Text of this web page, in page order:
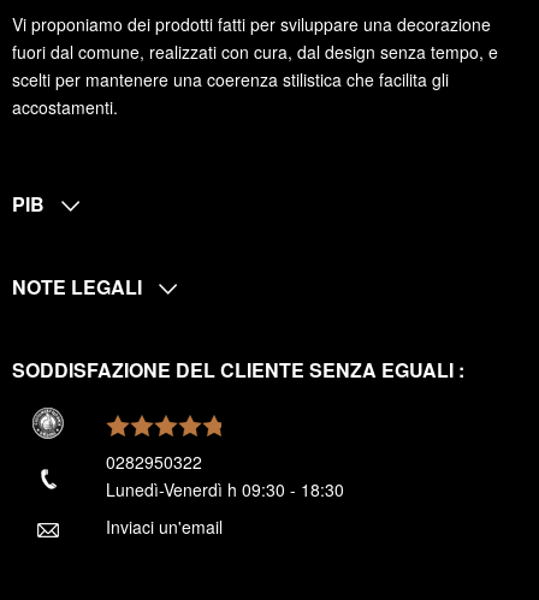
Vi proponiamo dei prodotti fatti per sviluppare una decorazione
fuori dal comune, realizzati con cura, dal design senza tempo, e
scelti per mantenere una coerenza stilistica che facilita gli
accostamenti.
PIB
NOTE LEGALI
SODDISFAZIONE DEL CLIENTE SENZA EGUALI :
0282950322
Lunedì-Venerdì h 09:30 - 18:30
Inviaci un'email